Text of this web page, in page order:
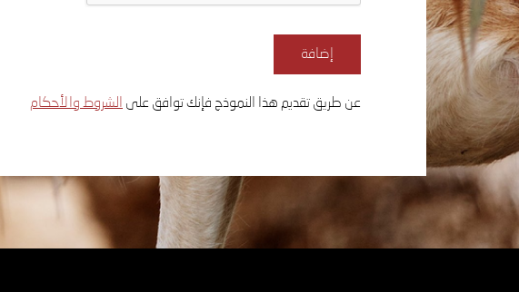
عن طريق تقديم هذا النموذج فإنك توافق على الشروط والأحكام